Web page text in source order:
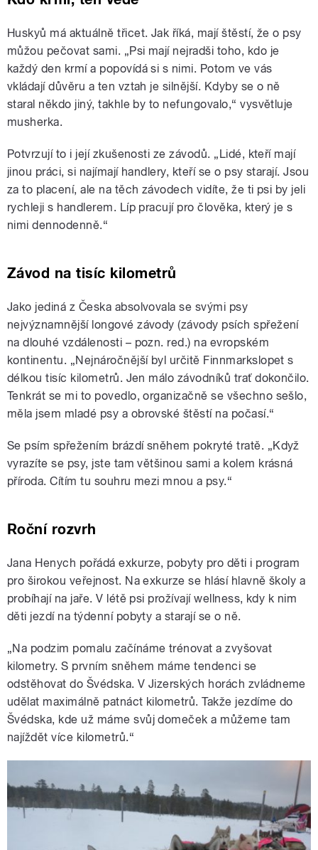
Huskyů má aktuálně třicet. Jak říká, mají štěstí, že o psy
můžou pečovat sami. „Psi mají nejradši toho, kdo je
každý den krmí a popovídá si s nimi. Potom ve vás
vkládají důvěru a ten vztah je silnější. Kdyby se o ně
staral někdo jiný, takhle by to nefungovalo,“ vysvětluje
musherka.
Potvrzují to i její zkušenosti ze závodů. „Lidé, kteří mají
jinou práci, si najímají handlery, kteří se o psy starají. Jsou
za to placení, ale na těch závodech vidíte, že ti psi by jeli
rychleji s handlerem. Líp pracují pro člověka, který je s
nimi dennodenně.“
Závod na tisíc kilometrů
Jako jediná z Česka absolvovala se svými psy
nejvýznamnější longové závody (závody psích spřežení
na dlouhé vzdálenosti – pozn. red.) na evropském
kontinentu. „Nejnáročnější byl určitě Finnmarkslopet s
délkou tisíc kilometrů. Jen málo závodníků trať dokončilo.
Tenkrát se mi to povedlo, organizačně se všechno sešlo,
měla jsem mladé psy a obrovské štěstí na počasí.“
Se psím spřežením brázdí sněhem pokryté tratě. „Když
vyrazíte se psy, jste tam většinou sami a kolem krásná
příroda. Cítím tu souhru mezi mnou a psy.“
Roční rozvrh
Jana Henych pořádá exkurze, pobyty pro děti i program
pro širokou veřejnost. Na exkurze se hlásí hlavně školy a
probíhají na jaře. V létě psi prožívají wellness, kdy k nim
děti jezdí na týdenní pobyty a starají se o ně.
„Na podzim pomalu začínáme trénovat a zvyšovat
kilometry. S prvním sněhem máme tendenci se
odstěhovat do Švédska. V Jizerských horách zvládneme
udělat maximálně patnáct kilometrů. Takže jezdíme do
Švédska, kde už máme svůj domeček a můžeme tam
najíždět více kilometrů.“